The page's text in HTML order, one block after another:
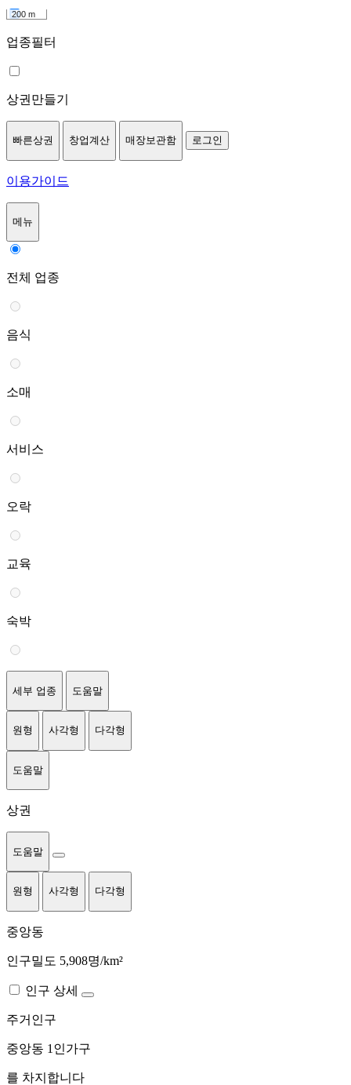
200 m
업종필터
상권만들기
빠른상권 창업계산 매장보관함 로그인
이용가이드
메뉴
전체 업종
음식
소매
서비스
오락
교육
숙박
세부 업종 도움말
원형 사각형 다각형
도움말
상권
도움말
원형 사각형 다각형
중앙동
인구밀도 5,908명/km²
인구 상세
주거인구
중앙동 1인가구
를 차지합니다